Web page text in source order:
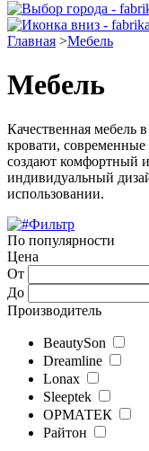
Главная >Мебель
Мебель
Качественная мебель
кровати,
создают комфортный
индивидуальный
использовании.
Фильтр
По популярности
Цена
От
До
Производитель
BeautySon
Dreamline
Lonax
Sleeptek
ОРМАТЕК
Райтон